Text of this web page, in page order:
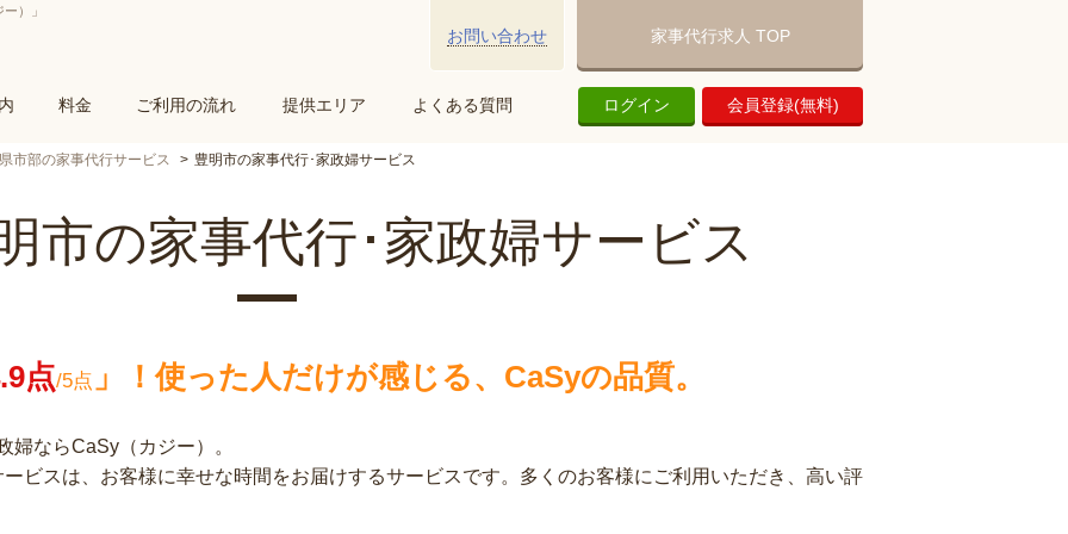
）」
料金 ご利用の流れ 提供エリア よくある質問 ログイン 会員登録(無料)
お問い合わせ 家事代行求人 TOP
市部の家事代行サービス 豊明市の家事代行･家政婦サービス
市の家事代行･家政婦サービス
点/5点 」！使った人だけが感じる、CaSyの品質。
婦ならCaSy（カジー）。
ビスは、お客様に幸せな時間をお届けするサービスです。多くのお客様にご利用いただき、高い評